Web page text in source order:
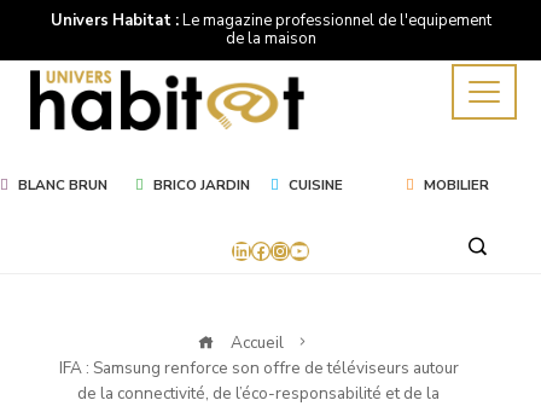
Univers Habitat :Le magazine professionnel de l'equipement
de la maison
BLANC BRUN BRICO JARDIN CUISINE MOBILIER
LinkedIn
Facebook
Instagram
YouTube
Accueil
IFA : Samsung renforce son offre de téléviseurs autour
de la connectivité, de l’éco-responsabilité et de la